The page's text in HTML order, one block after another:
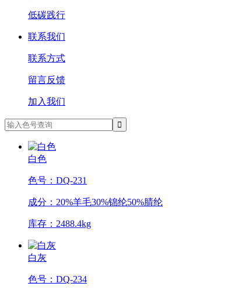
低碳践行
联系我们
联系方式
留言反馈
加入我们
白色
色号：DQ-231
成分：20%羊毛30%锦纶50%腈纶
库存：2488.4kg
白灰
色号：DQ-234